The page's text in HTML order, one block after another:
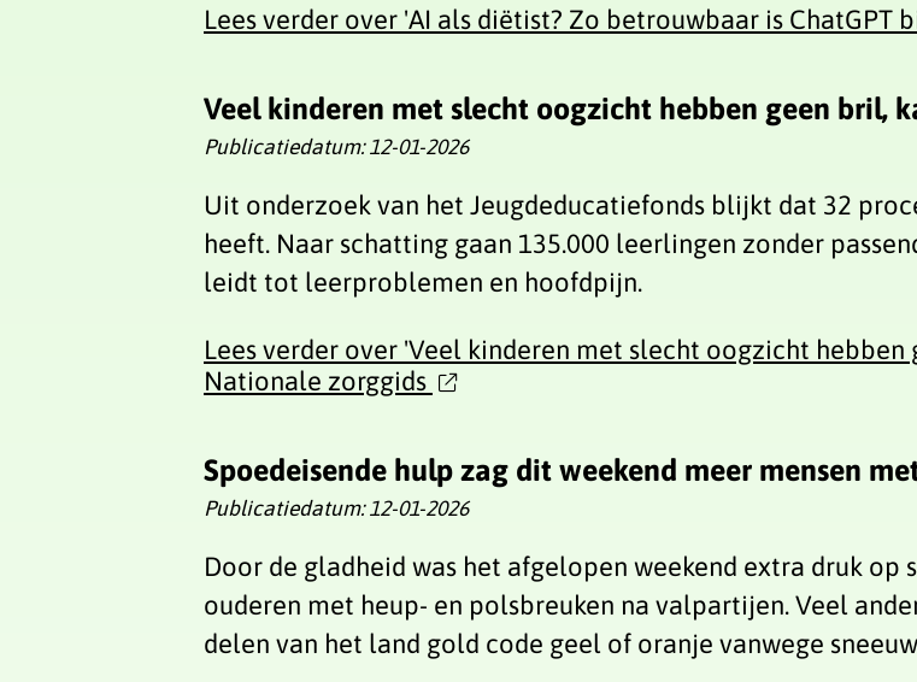
Lees verder over 'AI als diëtist? Zo betrouwbaar is ChatGPT
Veel kinderen met slecht oogzicht hebben geen bril,
Publicatiedatum:12-01-2026
Uit onderzoek van het Jeugdeducatiefonds blijkt dat 32
heeft. Naar schatting gaan 135.000 leerlingen zonder
leidt tot leerproblemen en hoofdpijn.
Lees verder over 'Veel kinderen met slecht oogzicht
Nationale zorggids
Spoedeisende hulp zag dit weekend meer mensen
Publicatiedatum:12-01-2026
Door de gladheid was het afgelopen weekend extra druk
ouderen met heup- en polsbreuken na valpartijen. Veel
delen van het land gold code geel of oranje vanwege